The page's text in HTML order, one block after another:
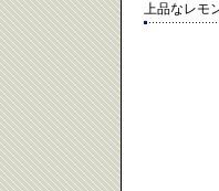
上品なレモ